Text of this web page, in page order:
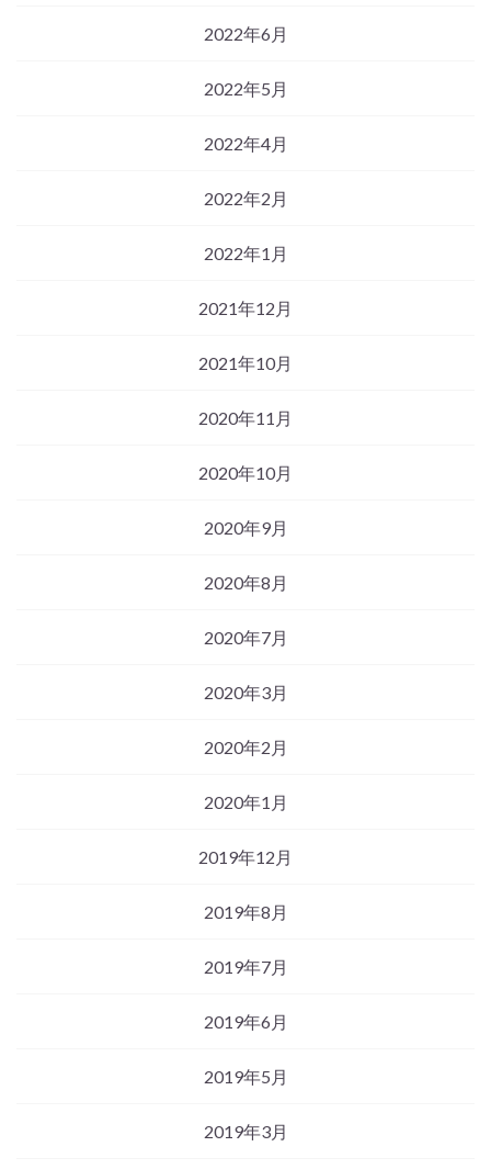
2022年6月
2022年5月
2022年4月
2022年2月
2022年1月
2021年12月
2021年10月
2020年11月
2020年10月
2020年9月
2020年8月
2020年7月
2020年3月
2020年2月
2020年1月
2019年12月
2019年8月
2019年7月
2019年6月
2019年5月
2019年3月